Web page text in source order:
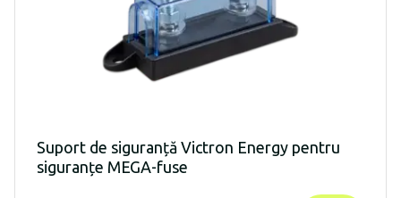
Suport de siguranță Victron Energy pentru
siguranțe MEGA-fuse